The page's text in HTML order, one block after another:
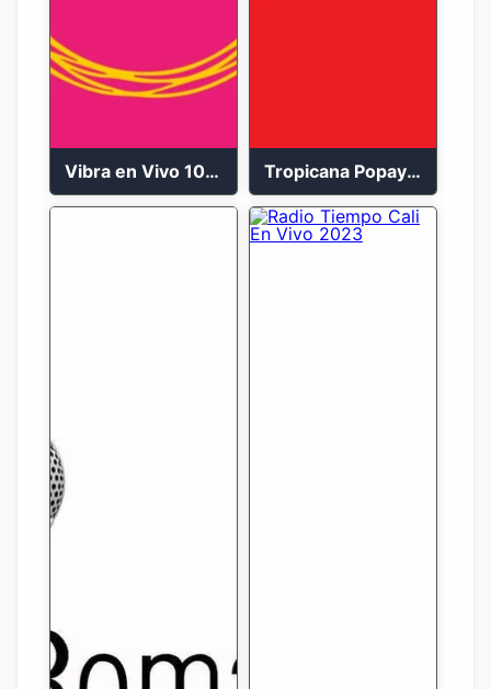
Vibra en Vivo 104.9 FM Bogotá Tropicana Popayán en vivo 106.1 FM